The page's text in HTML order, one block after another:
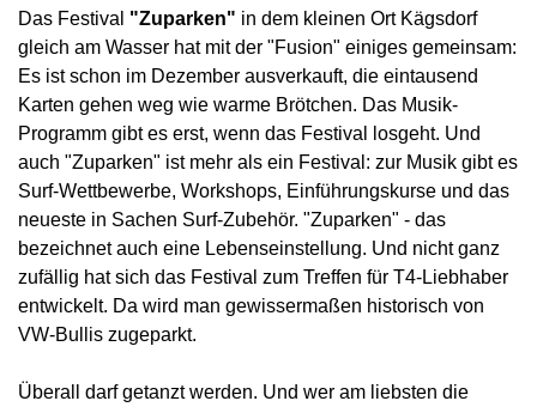
Das Festival "Zuparken" in dem kleinen Ort Kägsdorf
gleich am Wasser hat mit der "Fusion" einiges gemeinsam:
Es ist schon im Dezember ausverkauft, die eintausend
Karten gehen weg wie warme Brötchen. Das Musik-
Programm gibt es erst, wenn das Festival losgeht. Und
auch "Zuparken" ist mehr als ein Festival: zur Musik gibt es
Surf-Wettbewerbe, Workshops, Einführungskurse und das
neueste in Sachen Surf-Zubehör. "Zuparken" - das
bezeichnet auch eine Lebenseinstellung. Und nicht ganz
zufällig hat sich das Festival zum Treffen für T4-Liebhaber
entwickelt. Da wird man gewissermaßen historisch von
VW-Bullis zugeparkt.
Überall darf getanzt werden. Und wer am liebsten die